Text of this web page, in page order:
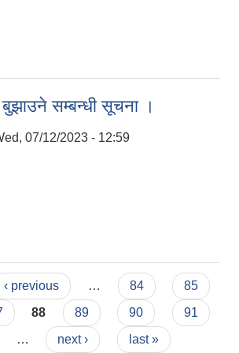
बुझाउने सम्बन्धी सूचना ।
07/12/2023 - 12:59
‹ previous … 84
85
88 89 90
91
… next › last »